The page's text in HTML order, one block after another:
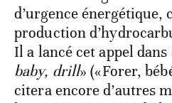
d’urgence énergétique,
production
Il a lancé cet appel
baby, drill» («Forer,
citera encore d’autres